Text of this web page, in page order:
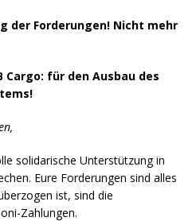
der Forderungen! Nicht mehr
für den Ausbau des
solidarische Unterstützung in
Eure Forderungen sind alles
ist, sind die
Zahlungen.